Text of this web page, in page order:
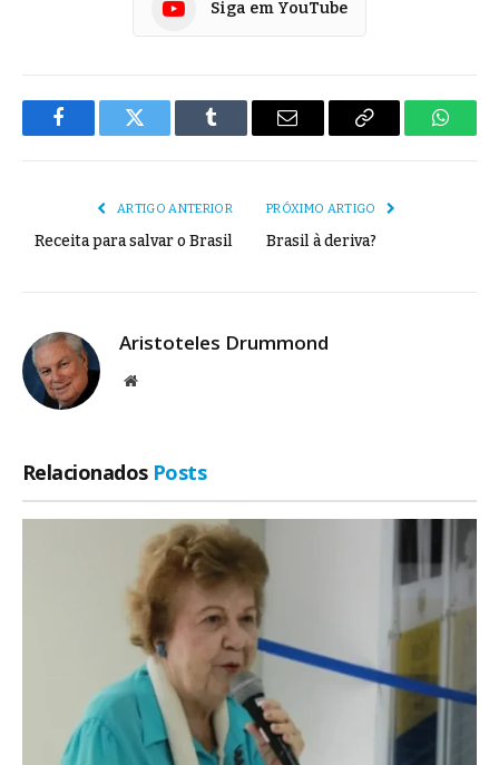
Siga em YouTube
FacebookTwitter Tumblr
E-
Copiar
ARTIGO ANTERIOR
Receita para salvar o Brasil
PRÓXIMO ARTIGO
Brasil à deriva?
Aristoteles Drummond
Site
Relacionados Posts